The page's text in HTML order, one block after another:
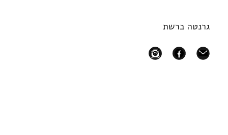
גרנטה ברשת
mail
facebook
instagram